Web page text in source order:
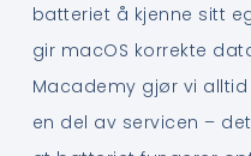
batteriet å kjenne sitt
gir macOS korrekte
Macademy gjør vi
en del av servicen –